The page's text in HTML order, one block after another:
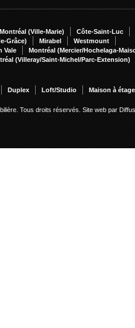
Montréal (Ville-Marie)
Côte-Saint-Luc
Grâce)
Mirabel
Westmount
Vale
Montréal (Mercier/Hochelaga-
(Villeray/Saint-Michel/Parc-Extension)
Duplex Loft/Studio Maison à
Tous droits réservés. Site web par